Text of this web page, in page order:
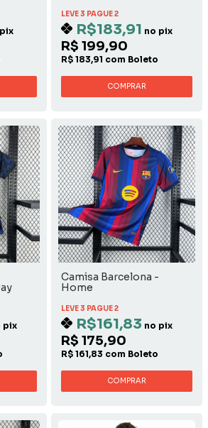
LEVE 3 PAGUE 2
R$183,91 no pix
R$ 199,90
R$ 183,91 com Boleto
COMPRAR
pix
Camisa Barcelona -
Home
LEVE 3 PAGUE 2
R$161,83 no pix
R$ 175,90
R$ 161,83 com Boleto
COMPRAR